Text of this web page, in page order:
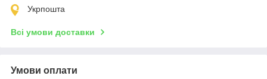
Укрпошта
Всі умови доставки
Умови оплати